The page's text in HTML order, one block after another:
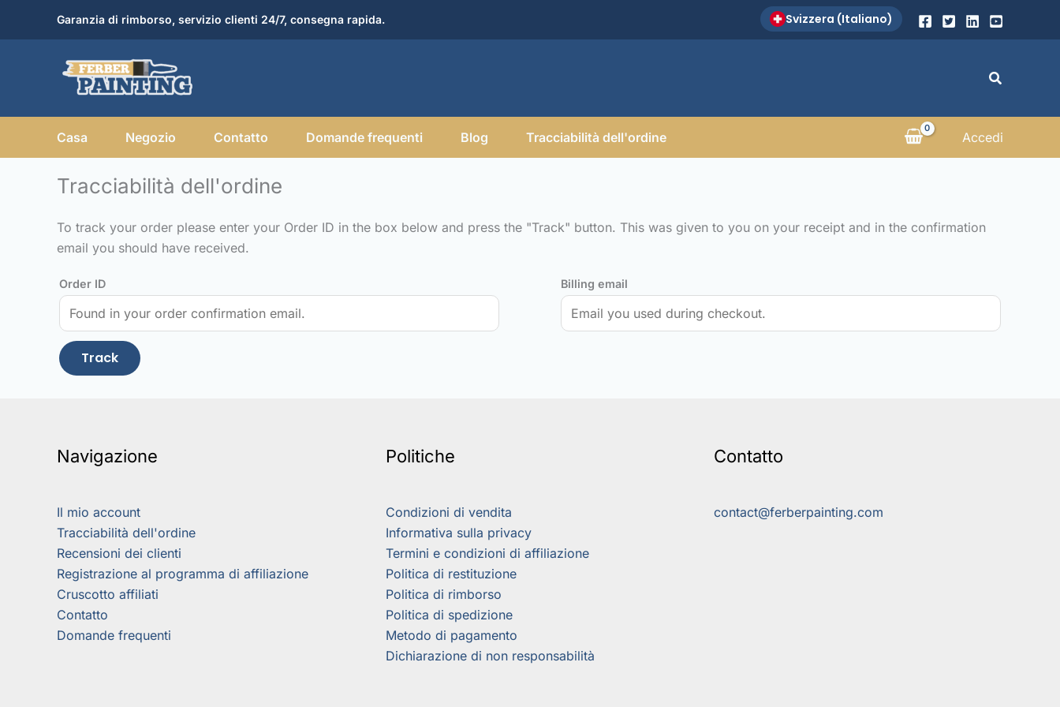
Garanzia di rimborso, servizio clienti 24/7, consegna rapida. Svizzera (Italiano)
Search
Casa Negozio Contatto Domande frequenti Blog Tracciabilità dell'ordine Accedi
Tracciabilità dell'ordine
To track your order please enter your Order ID in the box below and press the "Track" button. This was given to you on your receipt and in the confirmation
email you should have received.
Order ID Billing email
Track
Navigazione
Il mio account
Tracciabilità dell'ordine
Recensioni dei clienti
Registrazione al programma di affiliazione
Cruscotto affiliati
Contatto
Domande frequenti
Politiche
Condizioni di vendita
Informativa sulla privacy
Termini e condizioni di affiliazione
Politica di restituzione
Politica di rimborso
Politica di spedizione
Metodo di pagamento
Dichiarazione di non responsabilità
Contatto
contact@ferberpainting.com